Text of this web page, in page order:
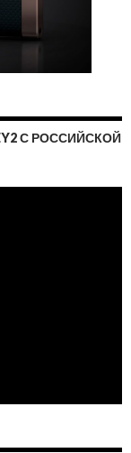
С РОССИЙСКОЙ